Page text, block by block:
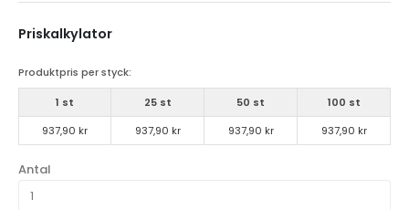
Priskalkylator
Produktpris per styck:
1 st 25 st 50 st
100 st
937,90 kr
937,90 kr 937,90 kr 937,90 kr
Antal